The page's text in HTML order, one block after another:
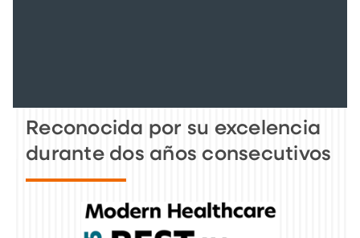
Reconocida por su excelencia
durante dos años consecutivos